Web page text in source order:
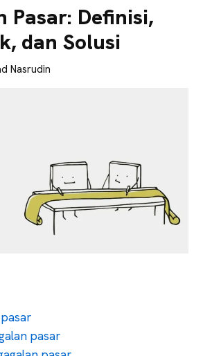
Pasar: Definisi,
dan Solusi
Nasrudin
pasar